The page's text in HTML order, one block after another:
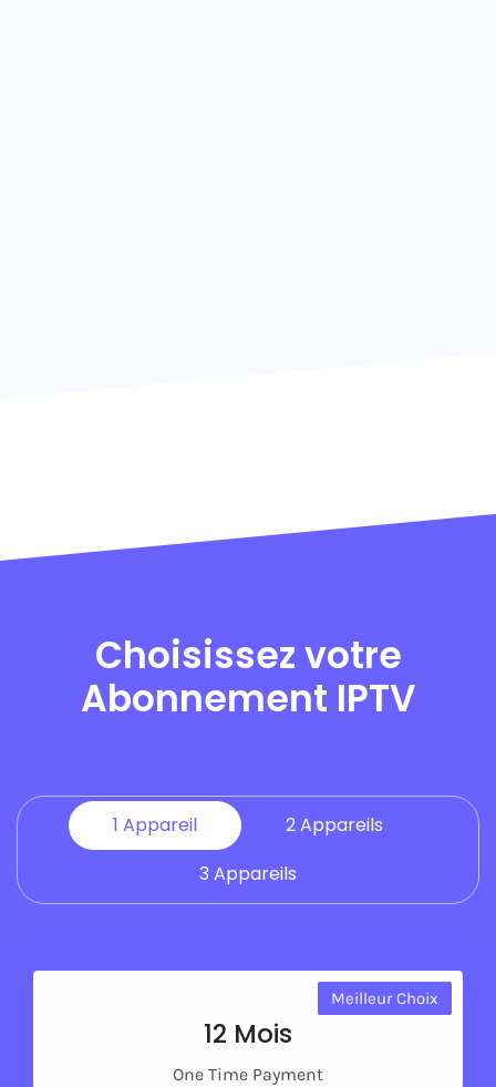
Choisissez votre
Abonnement IPTV
1 Appareil
2 Appareils
3 Appareils
12 Mois
One Time Payment
Meilleur Choix